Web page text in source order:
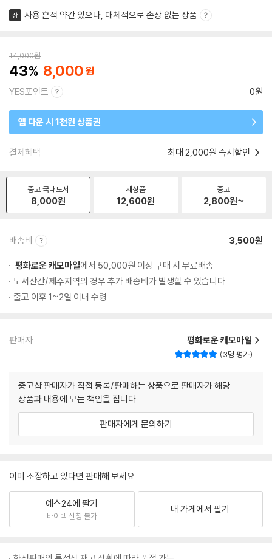
상 사용 흔적 약간 있으나, 대체적으로 손상 없는 상품
14,000원
43 8,000
YES포인트 0원
앱 다운 시 1천원 상품권
결제혜택 최대 2,000원 즉시할인
중고 국내도서
8,000원
새상품
12,600원
중고
2,800원~
배송비 3,500원
평화로운 캐모마일에서 50,000원 이상 구매 시 무료배송
도서산간/제주지역의 경우 추가 배송비가 발생할 수 있습니다.
출고 이후 1~2일 이내 수령
판매자 평화로운 캐모마일
3명 평가
중고샵 판매자가 직접 등록/판매하는 상품으로 판매자가 해당
상품과 내용에 모든 책임을 집니다.
판매자에게 문의하기
이미 소장하고 있다면 판매해 보세요.
예스24에 팔기
바이백 신청 불가
내 가게에서 팔기